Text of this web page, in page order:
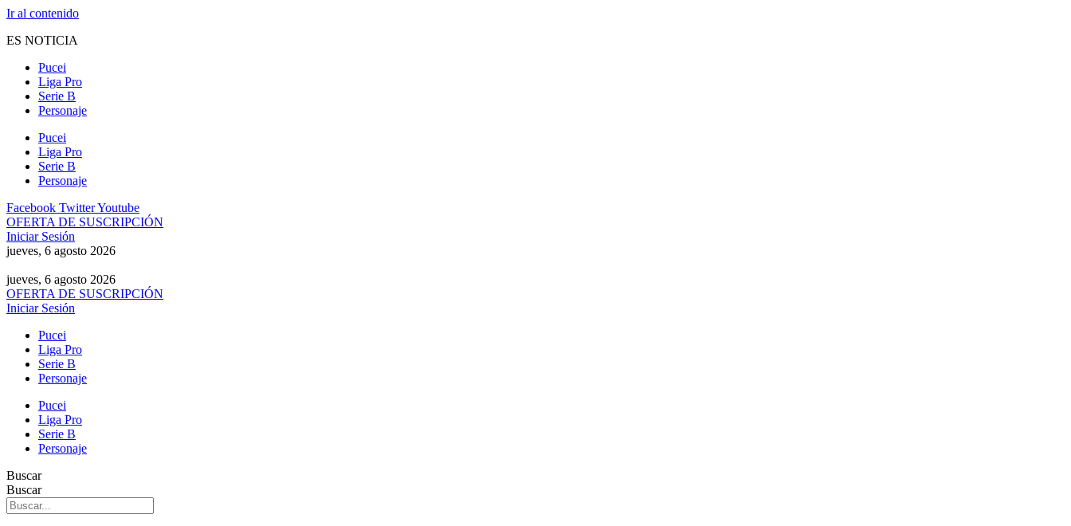
Ir al contenido
ES NOTICIA
Pucei
Liga Pro
Serie B
Personaje
Pucei
Liga Pro
Serie B
Personaje
Facebook TwitterYoutube
OFERTA DE SUSCRIPCIÓN
Iniciar Sesión
jueves, 6 agosto 2026
jueves, 6 agosto 2026
OFERTA DE SUSCRIPCIÓN
Iniciar Sesión
Pucei
Liga Pro
Serie B
Personaje
Pucei
Liga Pro
Serie B
Personaje
Buscar
Buscar